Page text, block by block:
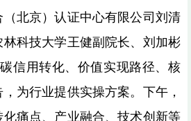
北京）认证中心有限公司刘清
科技大学王健副院长、刘加彬
信用转化、价值实现路径、核
为行业提供实操方案。下午，
痛点、产业融合、技术创新等